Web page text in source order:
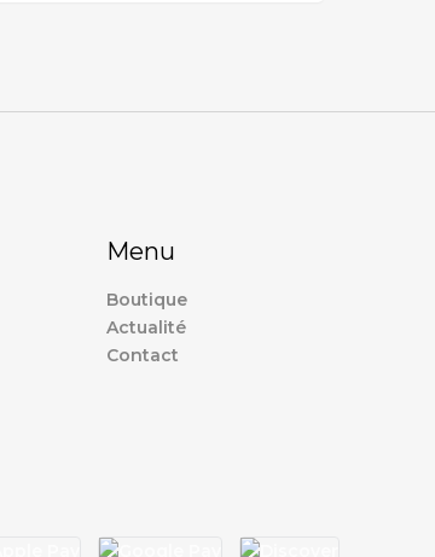
Menu
Boutique
Actualité
Contact